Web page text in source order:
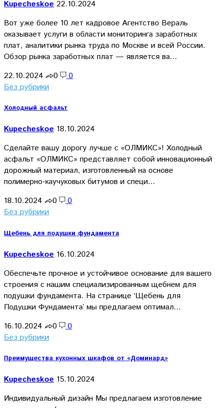
Kupecheskoe 22.10.2024
Вот уже более 10 лет кадровое Агентство Вераль
оказывает услуги в области мониторинга заработных
плат, аналитики рынка труда по Москве и всей России.
Обзор рынка заработных плат — является ва…
22.10.2024
0
0
Без рубрики
Холодный асфальт
Kupecheskoe 18.10.2024
Сделайте вашу дорогу лучше с «ОЛМИКС»! Холодный
асфальт «ОЛМИКС» представляет собой инновационный
дорожный материал, изготовленный на основе
полимерно-каучуковых битумов и специ…
18.10.2024
0
0
Без рубрики
Щебень для подушки фундамента
Kupecheskoe 16.10.2024
Обеспечьте прочное и устойчивое основание для вашего
строения с нашим специализированным щебнем для
подушки фундамента. На странице ‘Щебень для
Подушки Фундамента’ мы предлагаем оптимал…
16.10.2024
0
0
Без рубрики
Преимущества кухонных шкафов от «Доминард»
Kupecheskoe 15.10.2024
Индивидуальный дизайн Мы предлагаем изготовление